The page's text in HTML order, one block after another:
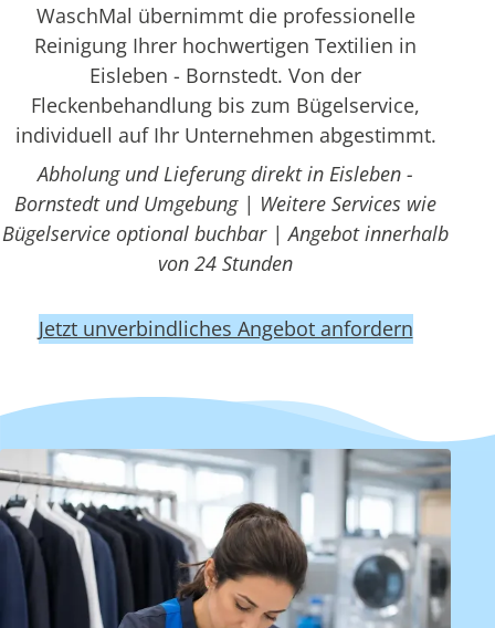
WaschMal übernimmt die professionelle
Reinigung Ihrer hochwertigen Textilien in
Eisleben - Bornstedt. Von der
Fleckenbehandlung bis zum Bügelservice,
individuell auf Ihr Unternehmen abgestimmt.
Abholung und Lieferung direkt in Eisleben -
Bornstedt und Umgebung | Weitere Services wie
Bügelservice optional buchbar | Angebot innerhalb
von 24 Stunden
Jetzt unverbindliches Angebot anfordern